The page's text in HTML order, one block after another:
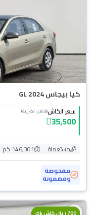
كيا بيجاس GL 2024
سعر الكاش(شامل الضريبة)
35,500
مستعملة
146,301 كم
مفحوصة
ومضمونة